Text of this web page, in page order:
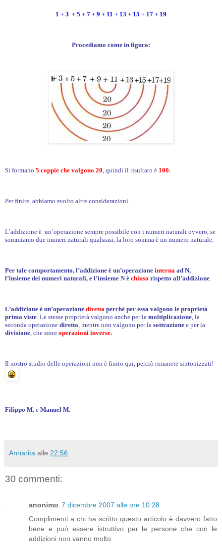
1 + 3 + 5 + 7 + 9 + 11 + 13 + 15 + 17 + 19
Procediamo come in figura:
Si formano 5 coppie che valgono 20, quindi il risultato è 100.
Per finire, abbiamo svolto altre considerazioni.
L’addizione è un’operazione sempre possibile con i numeri naturali ovvero, se
sommiamo due numeri naturali qualsiasi, la loro somma è un numero naturale.
Per tale comportamento, l’addizione è un’operazione interna ad N,
l’insieme dei numeri naturali, e l’insieme N è chiuso rispetto all’addizione.
L’addizione è un’operazione diretta perché per essa valgono le proprietà
prima viste. Le stesse proprietà valgono anche per la moltiplicazione, la
seconda operazione diretta, mentre non valgono per la sottrazione e per la
divisione, che sono operazioni inverse.
Il nostro studio delle operazioni non è finito qui, perciò rimanete sintonizzati!
Filippo M. e Manuel M.
Annarita alle 22:56
30 commenti:
anonimo 7 dicembre 2007 alle ore 10:28
Complimenti a chi ha scritto questo articolo è davvero fatto
bene e può essere istruttivo per le persone che con le
addizioni non vanno molto